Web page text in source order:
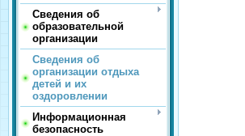
Сведения об
образовательной
организации
Сведения об
организации отдыха
детей и их
оздоровлении
Информационная
безопасность